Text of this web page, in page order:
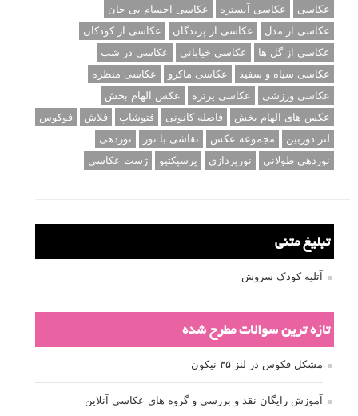
عکاسی
عکاسی آبستره
عکاسی اجسام بی جان
عکاسی از مدل
عکاسی از پرندگان
عکاسی از کودکان
عکاسی از گل ها
عکاسی خیابانی
عکاسی در شب
عکاسی سیاه و سفید
عکاسی ماکرو
عکاسی منظره
عکاسی ورزشی
عکاسی پرتره
عکس الهام بخش
عکس های الهام بخش
فاصله کانونی فتوشاپ فلاش
فوکوس
لنز دوربین
مجموعه عکس نقاشی با نور
نوردهی
نوردهی طولانی
نورپردازی پرسپکتیو ژست عکاسی
تبلیغ متنی
آتلیه کودک سروش
تازه ترین سوالات مطرح شده
مشکل فکوس در لنز ۳۵ نیکون
آموزش رایگان نقد و بررسی و گروه های عکاسی آنلاین